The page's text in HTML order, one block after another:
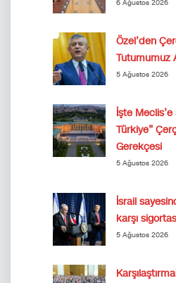
6 Ağustos 2026
Özel’den
Tutumumuz
5 Ağustos 2026
İşte
Türkiye”
Gerekçesi
5 Ağustos 2026
İsrail
karşı
5 Ağustos 2026